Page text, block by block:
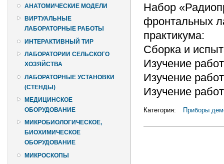
АНАТОМИЧЕСКИЕ МОДЕЛИ
ВИРТУАЛЬНЫЕ
ЛАБОРАТОРНЫЕ РАБОТЫ
ИНТЕРАКТИВНЫЙ ТИР
ЛАБОРАТОРИИ СЕЛЬСКОГО
ХОЗЯЙСТВА
ЛАБОРАТОРНЫЕ УСТАНОВКИ
(СТЕНДЫ)
МЕДИЦИНСКОЕ
ОБОРУДОВАНИЕ
МИКРОБИОЛОГИЧЕСКОЕ,
БИОХИМИЧЕСКОЕ
ОБОРУДОВАНИЕ
МИКРОСКОПЫ
Набор
фронтальных
практикума:
Сборка и
Изучение
Изучение
Изучение
Категория: Приборы